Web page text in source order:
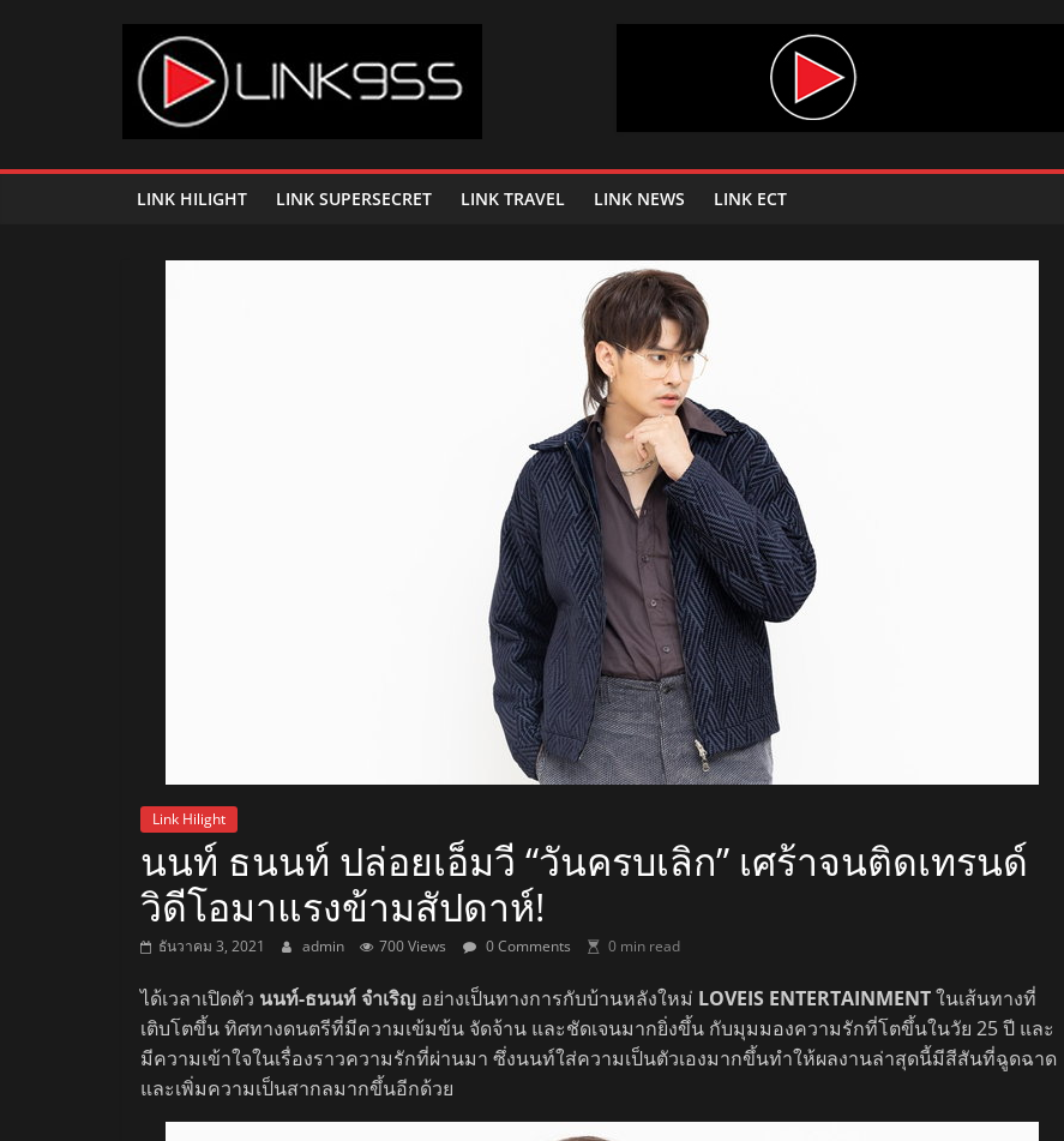
Link
95.5
คลื่น
ลพบุรี
สถานี
วิทยุ
ลพบุรี
วิทยุ
FM
LINK HILIGHT LINK SUPERSECRET LINK TRAVEL LINK NEWS LINK ECT
Link Hilight
นนท์ ธนนท์ ปล่อยเอ็มวี “วันครบเลิก” เศร้าจนติดเทรนด์
วิดีโอมาแรงข้ามสัปดาห์!
ธันวาคม 3, 2021 admin 700 Views 0 Comments 0 min read
ได้เวลาเปิดตัว นนท์-ธนนท์ จำเริญ อย่างเป็นทางการกับบ้านหลังใหม่ LOVEIS ENTERTAINMENTในเส้นทางที่
เติบโตขึ้น ทิศทางดนตรีที่มีความเข้มข้น จัดจ้าน และชัดเจนมากยิ่งขึ้น กับมุมมองความรักที่โตขึ้นในวัย 25 ปี และ
มีความเข้าใจในเรื่องราวความรักที่ผ่านมา ซึ่งนนท์ใส่ความเป็นตัวเองมากขึ้นทำให้ผลงานล่าสุดนี้มีสีสันที่ฉูดฉาด
และเพิ่มความเป็นสากลมากขึ้นอีกด้วย